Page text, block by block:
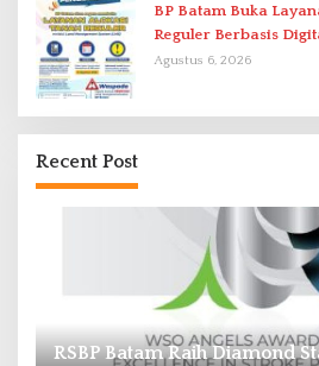
BP Batam Buka
Reguler Berbasis
Agustus 6, 2026
Recent Post
RSBP Batam Raih Diamond